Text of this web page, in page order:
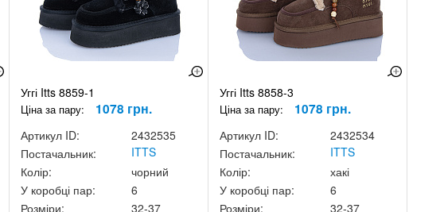
Уггі Itts 8859-1
Ціна за пару: 1078 грн.
Артикул ID:
2432535
Постачальник:
ITTS
Колір:
чорний
У коробці пар:
6
Розміри:
32-37
Уггі Itts 8858-3
Ціна за пару: 1078 грн.
Артикул ID:
2432534
Постачальник:
ITTS
Колір:
хакі
У коробці пар:
6
Розміри:
32-37